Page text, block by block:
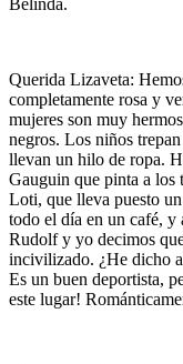
Belinda.
Querida Lizaveta:
completamente rosa y
mujeres son muy
negros. Los niños
llevan un hilo de ropa.
Gauguin que pinta a los
Loti, que lleva puesto
todo el día en un café, y
Rudolf y yo decimos
incivilizado. ¿He dicho
Es un buen deportista,
este lugar!